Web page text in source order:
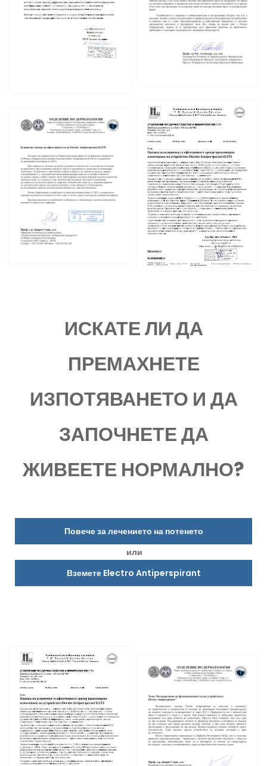
ИСКАТЕ ЛИ ДА
ПРЕМАХНЕТЕ
ИЗПОТЯВАНЕТО И ДА
ЗАПОЧНЕТЕ ДА
ЖИВЕЕТЕ НОРМАЛНО?
Повече за лечението на потенето
или
Вземете Electro Antiperspirant